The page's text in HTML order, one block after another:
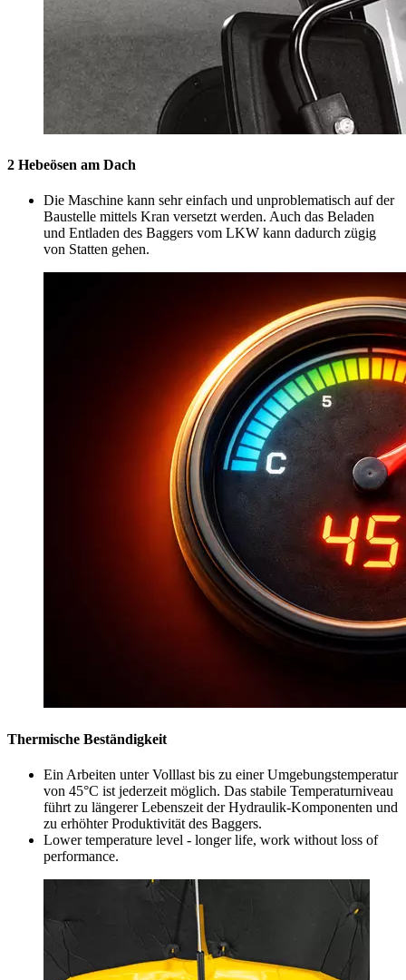
2 Hebeösen am Dach
Die Maschine kann sehr einfach und unproblematisch auf der
Baustelle mittels Kran versetzt werden. Auch das Beladen
und Entladen des Baggers vom LKW kann dadurch zügig
von Statten gehen.
Thermische Beständigkeit
Ein Arbeiten unter Volllast bis zu einer Umgebungstemperatur
von 45°C ist jederzeit möglich. Das stabile Temperaturniveau
führt zu längerer Lebenszeit der Hydraulik-Komponenten und
zu erhöhter Produktivität des Baggers.
Lower temperature level - longer life, work without loss of
performance.